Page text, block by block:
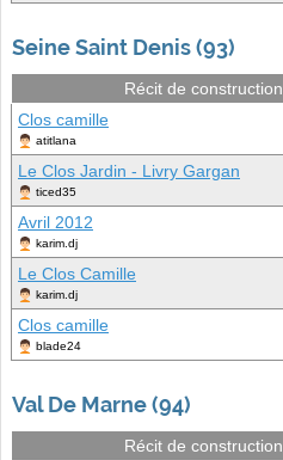
Seine Saint Denis (93)
Récit de construction
Clos camille
atitlana
Le Clos Jardin - Livry Gargan
ticed35
Avril 2012
karim.dj
Le Clos Camille
karim.dj
Clos camille
blade24
Val De Marne (94)
Récit de construction